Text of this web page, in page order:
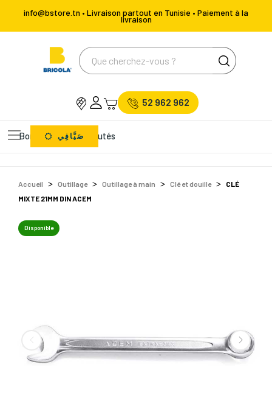
info@bstore.tn • Livraison partout en Tunisie • Paiement à la
livraison
52 962 962
Bons Plans Nouveautés
صَيَّافِي
Accueil Outillage Outillage à main Clé et douille
CLÉ
MIXTE 21MM DIN ACEM
Disponible